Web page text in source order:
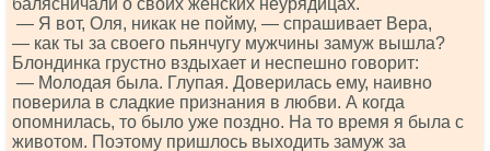
балясничали о своих женских неурядицах.
— Я вот, Оля, никак не пойму, — спрашивает Вера,
— как ты за своего пьянчугу мужчины замуж вышла?
Блондинка грустно вздыхает и неспешно говорит:
— Молодая была. Глупая. Доверилась ему, наивно
поверила в сладкие признания в любви. А когда
опомнилась, то было уже поздно. На то время я была с
животом. Поэтому пришлось выходить замуж за